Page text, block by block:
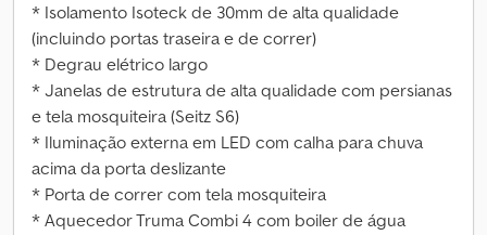
* Isolamento Isoteck de 30mm de alta qualidade
(incluindo portas traseira e de correr)
* Degrau elétrico largo
* Janelas de estrutura de alta qualidade com persianas
e tela mosquiteira (Seitz S6)
* Iluminação externa em LED com calha para chuva
acima da porta deslizante
* Porta de correr com tela mosquiteira
* Aquecedor Truma Combi 4 com boiler de água